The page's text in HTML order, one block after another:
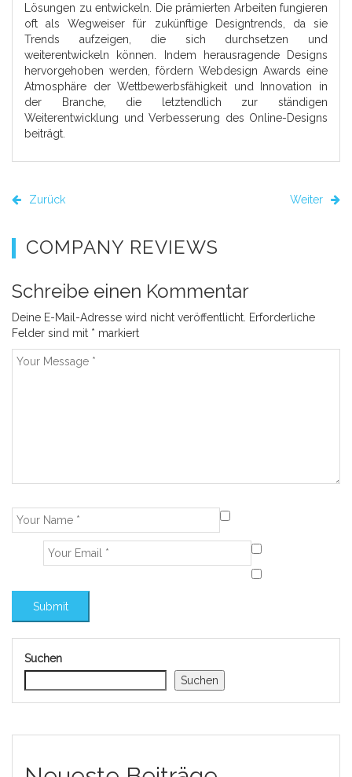
Lösungen zu entwickeln. Die prämierten Arbeiten fungieren
oft als Wegweiser für zukünftige Designtrends, da sie
Trends aufzeigen, die sich durchsetzen und
weiterentwickeln können. Indem herausragende Designs
hervorgehoben werden, fördern Webdesign Awards eine
Atmosphäre der Wettbewerbsfähigkeit und Innovation in
der Branche, die letztendlich zur ständigen
Weiterentwicklung und Verbesserung des Online-Designs
beiträgt.
Zurück Weiter
COMPANY REVIEWS
Schreibe einen Kommentar
Deine E-Mail-Adresse wird nicht veröffentlicht. Erforderliche
Felder sind mit * markiert
Suchen
Suchen